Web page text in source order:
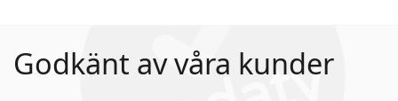
Godkänt av våra kunder